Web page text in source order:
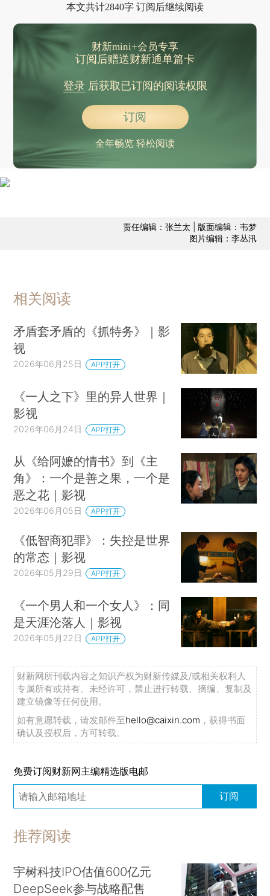
本文共计2840字 订阅后继续阅读
财新mini+会员专享
订阅后赠送财新通单篇卡
登录后获取已订阅的阅读权限
订阅
全年畅览 轻松阅读
责任编辑：张兰太 | 版面编辑：韦梦
图片编辑：李丛汛
相关阅读
矛盾套矛盾的《抓特务》｜影
视
2026年06月25日 APP打开
《一人之下》里的异人世界｜
影视
2026年06月24日 APP打开
从《给阿嬷的情书》到《主
角》：一个是善之果，一个是
恶之花｜影视
2026年06月05日 APP打开
《低智商犯罪》：失控是世界
的常态｜影视
2026年05月29日 APP打开
《一个男人和一个女人》：同
是天涯沦落人｜影视
2026年05月22日 APP打开
财新网所刊载内容之知识产权为财新传媒及/或相关权利人
专属所有或持有。未经许可，禁止进行转载、摘编、复制及
建立镜像等任何使用。
如有意愿转载，请发邮件至hello@caixin.com ，获得书面
确认及授权后，方可转载。
免费订阅财新网主编精选版电邮
订阅
推荐阅读
宇树科技IPO估值600亿元
DeepSeek参与战略配售